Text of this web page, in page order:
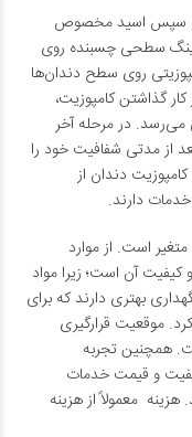
سپس اسید مخصوص
سطحی چسبنده روی
روی سطح دندان‌ها
گذاشتن کامپوزیت،
در مرحله آخر
از مدتی شفافیت خود را
دندان از
دارند.
است. از موارد
کیفیت آن است؛ زیرا مواد
بهتری دارند که برای
کرد. موقعیت قرارگیری
همچنین تجربه
و قیمت خدمات
هزینه معمولاً از هزینه